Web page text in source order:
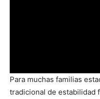
Para muchas familias
tradicional de estabilidad